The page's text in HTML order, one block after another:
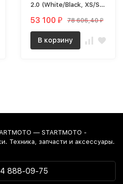
2.0 (White/Black, XS/S,
XS/SM))
53 100 ₽ 78 606,40₽
В корзину
— STARTMOTO -
Техника, запчасти и аксессуары.
888-09-75